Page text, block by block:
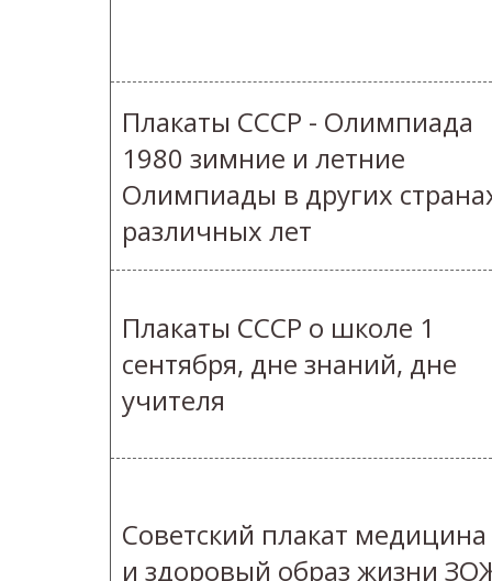
Плакаты СССР - Олимпиада
1980 зимние и летние
Олимпиады в других
различных лет
Плакаты СССР о школе 1
сентября, дне знаний, дне
учителя
Советский плакат медицина
и здоровый образ жизни